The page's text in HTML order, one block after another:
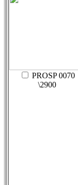
PROSP 0070
\2900